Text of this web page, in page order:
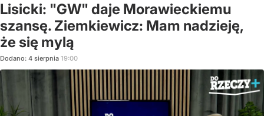
Lisicki: "GW" daje Morawieckiemu
szansę. Ziemkiewicz: Mam nadzieję,
że się mylą
Dodano: 4 sierpnia 19:00